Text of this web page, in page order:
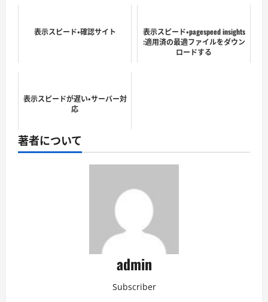
表示スピード・確認サイト
表示スピード・pagespeed insights
:適用済の最適ファイルをダウン
ロードする
表示スピードが遅い・サーバー対
応
著者について
admin
Subscriber